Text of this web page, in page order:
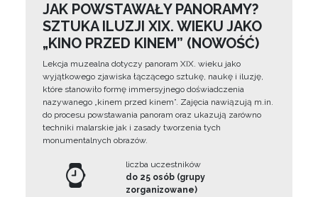
JAK POWSTAWAŁY PANORAMY?
SZTUKA ILUZJI XIX. WIEKU JAKO
„KINO PRZED KINEM” (NOWOŚĆ)
Lekcja muzealna dotyczy panoram XIX. wieku jako
wyjątkowego zjawiska łączącego sztukę, naukę i iluzję,
które stanowiło formę immersyjnego doświadczenia
nazywanego „kinem przed kinem”. Zajęcia nawiązują m.in.
do procesu powstawania panoram oraz ukazują zarówno
techniki malarskie jak i zasady tworzenia tych
monumentalnych obrazów.
liczba uczestników
do 25 osób (grupy
zorganizowane)